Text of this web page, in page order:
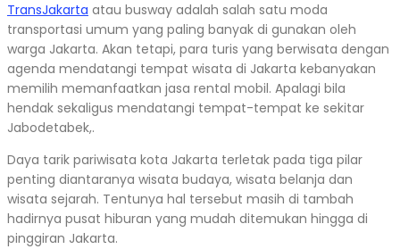
TransJakarta atau busway adalah salah satu moda
transportasi umum yang paling banyak di gunakan oleh
warga Jakarta. Akan tetapi, para turis yang berwisata dengan
agenda mendatangi tempat wisata di Jakarta kebanyakan
memilih memanfaatkan jasa rental mobil. Apalagi bila
hendak sekaligus mendatangi tempat-tempat ke sekitar
Jabodetabek,.
Daya tarik pariwisata kota Jakarta terletak pada tiga pilar
penting diantaranya wisata budaya, wisata belanja dan
wisata sejarah. Tentunya hal tersebut masih di tambah
hadirnya pusat hiburan yang mudah ditemukan hingga di
pinggiran Jakarta.